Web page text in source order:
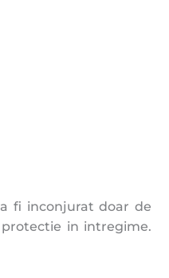
fi inconjurat doar de
in intregime.